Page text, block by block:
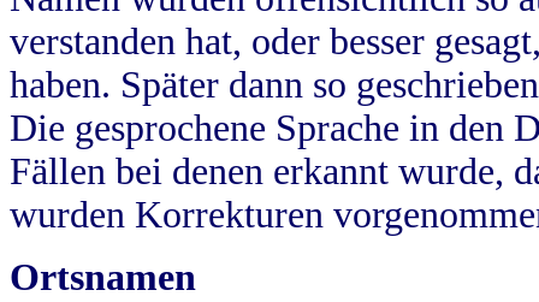
verstanden hat, oder besser
haben. Später dann so
Die gesprochene Sprache in
Fällen bei denen erkannt wurde,
wurden Korrekturen
Ortsnamen